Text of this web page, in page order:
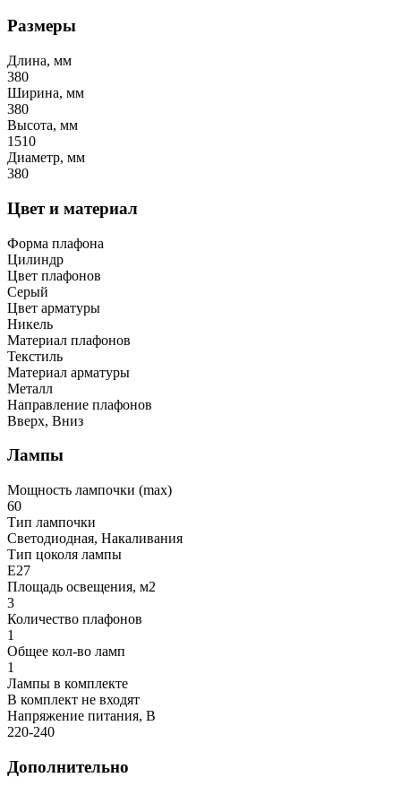
Размеры
Длина, мм
380
Ширина, мм
380
Высота, мм
1510
Диаметр, мм
380
Цвет и материал
Форма плафона
Цилиндр
Цвет плафонов
Серый
Цвет арматуры
Никель
Материал плафонов
Текстиль
Материал арматуры
Металл
Направление плафонов
Вверх, Вниз
Лампы
Мощность лампочки (max)
60
Тип лампочки
Светодиодная, Накаливания
Тип цоколя лампы
E27
Площадь освещения, м2
3
Количество плафонов
1
Общее кол-во ламп
1
Лампы в комплекте
В комплект не входят
Напряжение питания, В
220-240
Дополнительно